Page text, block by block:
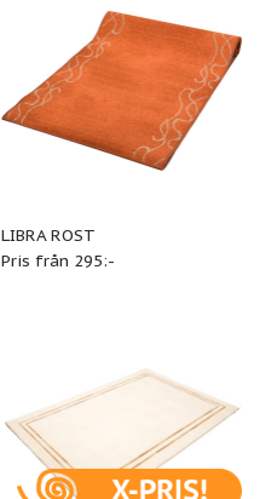
LIBRA ROST
Pris från 295:-